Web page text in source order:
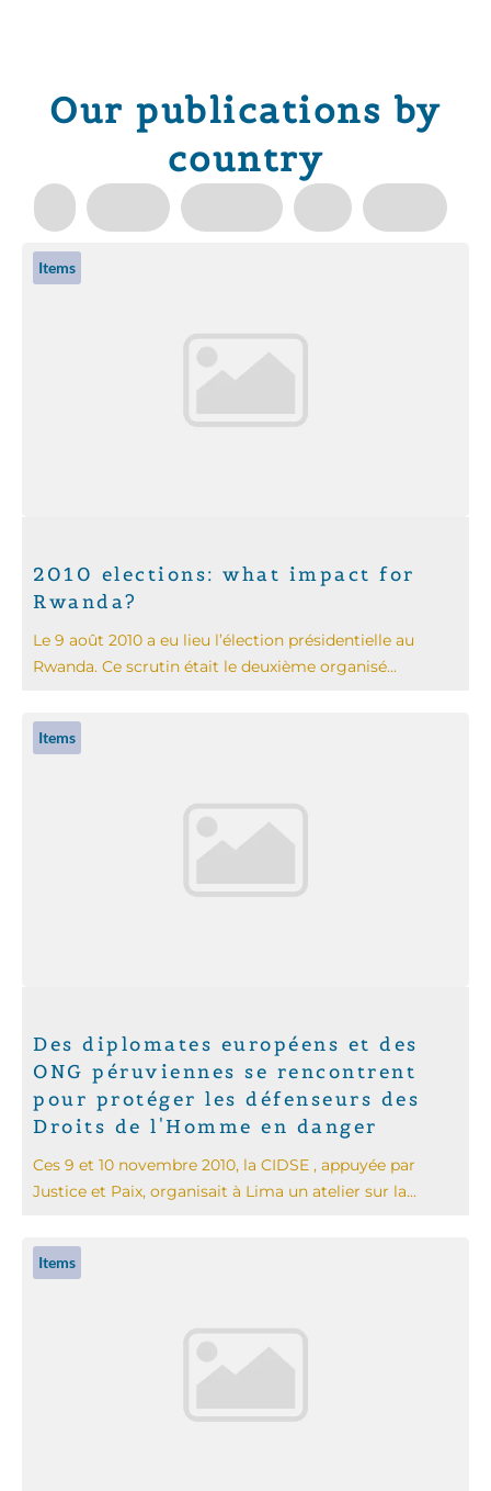
Our publications by
country
Items
2010 elections: what impact for
Rwanda?
Le 9 août 2010 a eu lieu l’élection présidentielle au
Rwanda. Ce scrutin était le deuxième organisé...
Items
Des diplomates européens et des
ONG péruviennes se rencontrent
pour protéger les défenseurs des
Droits de l'Homme en danger
Ces 9 et 10 novembre 2010, la CIDSE , appuyée par
Justice et Paix, organisait à Lima un atelier sur la...
Items